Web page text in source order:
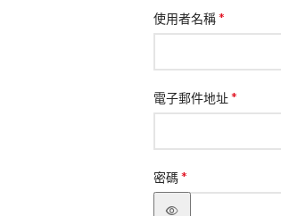
使用者名稱*
電子郵件地址*
密碼*